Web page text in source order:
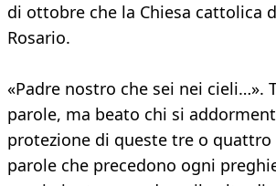
di ottobre che la Chiesa cattolica
Rosario.
«Padre nostro che sei nei cieli…».
parole, ma beato chi si
protezione di queste tre o quattro
parole che precedono ogni